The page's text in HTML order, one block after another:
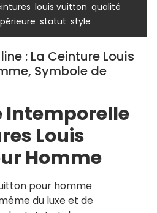
louis vuitton qualité
statut style
: La Ceinture Louis
Symbole de
Intemporelle
Louis
Homme
pour homme
du luxe et de